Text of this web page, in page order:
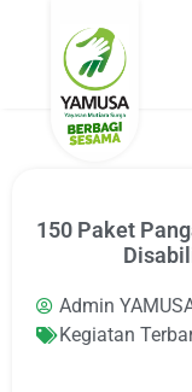
150 Paket
Admin
Kegiatan